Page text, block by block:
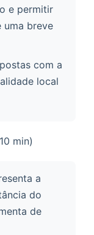
e permitir
uma breve
com a
local
min)
a
do
de